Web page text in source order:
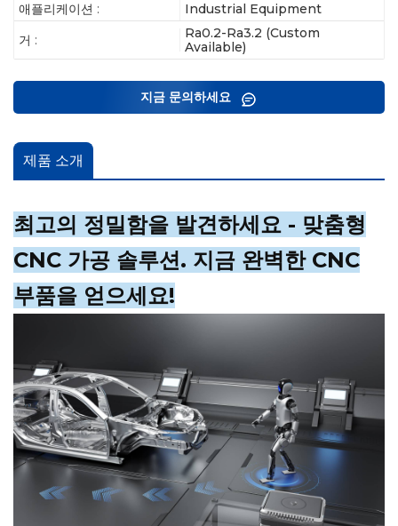
애플리케이션 :
Industrial Equipment
거 :
Ra0.2-Ra3.2 (Custom
Available)
지금 문의하세요
제품 소개
최고의 정밀함을 발견하세요 - 맞춤형
CNC 가공 솔루션. 지금 완벽한 CNC
부품을 얻으세요!